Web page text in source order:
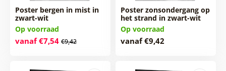
Poster bergen in mist in
zwart-wit
Op voorraad
vanaf €7,54 €9,42
Poster zonsondergang op
het strand in zwart-wit
Op voorraad
vanaf €9,42